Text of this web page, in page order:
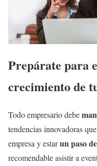
Prepárate para
crecimiento de
Todo empresario debe
tendencias innovadoras
empresa y estarun paso
recomendable asistir a